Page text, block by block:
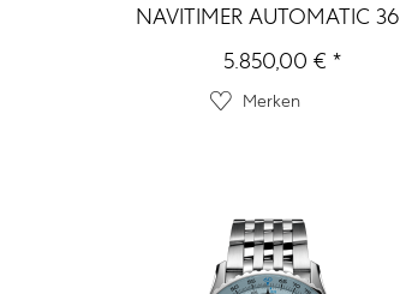
NAVITIMER AUTOMATIC 36
5.850,00 € *
Merken